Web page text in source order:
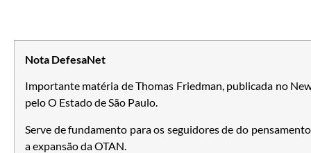
Nota DefesaNet
Importante matéria de Thomas Friedman, publicada no
pelo O Estado de São Paulo.
Serve de fundamento para os seguidores de do
a expansão da OTAN.